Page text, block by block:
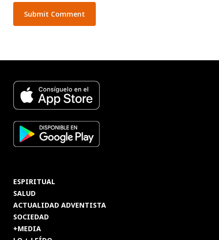
ESPIRITUAL
SALUD
ACTUALIDAD ADVENTISTA
SOCIEDAD
+MEDIA